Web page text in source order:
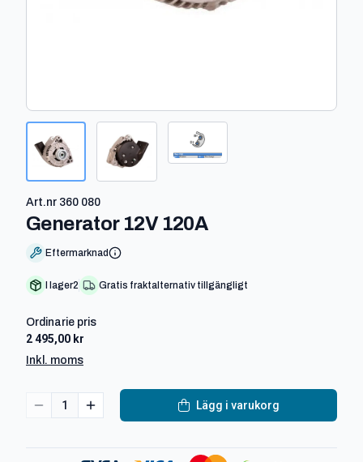
Art.nr 360 080
Generator 12V 120A-
Eftermarknad
I lager2 Gratis fraktalternativ tillgängligt
Ordinarie pris
2 495,00 kr
Inkl. moms
1 Lägg i varukorg